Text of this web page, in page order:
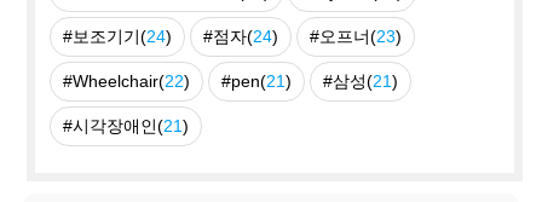
#보조기기(24) #점자(24) #오프너(23)
#Wheelchair(22) #pen(21) #삼성(21)
#시각장애인(21)